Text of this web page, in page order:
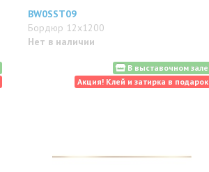
BW0SST09
Бордюр 12x1200
Нет в наличии
В выставочном зале
Акция! Клей и затирка в подарок